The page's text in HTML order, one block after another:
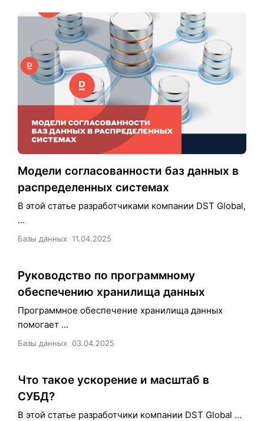
Модели согласованности баз данных в
распределенных системах
В этой статье разработчиками компании DST Global,
...
Базы данных 11.04.2025
Руководство по программному
обеспечению хранилища данных
Программное обеспечение хранилища данных
помогает ...
Базы данных 03.04.2025
Что такое ускорение и масштаб в
СУБД?
В этой статье разработчики компании DST Global ...